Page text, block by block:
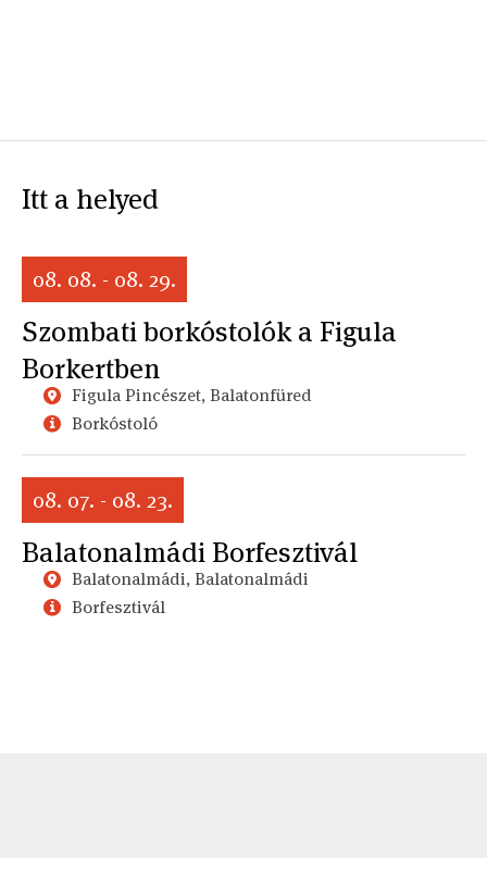
Itt a helyed
08. 08. - 08. 29.
Szombati borkóstolók a Figula
Borkertben
Figula Pincészet, Balatonfüred
Borkóstoló
08. 07. - 08. 23.
Balatonalmádi Borfesztivál
Balatonalmádi, Balatonalmádi
Borfesztivál